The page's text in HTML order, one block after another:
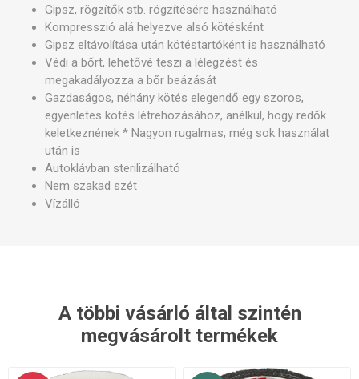
Gipsz, rögzítők stb. rögzítésére használható
Kompresszió alá helyezve alsó kötésként
Gipsz eltávolítása után kötéstartóként is használható
Védi a bőrt, lehetővé teszi a lélegzést és
megakadályozza a bőr beázását
Gazdaságos, néhány kötés elegendő egy szoros,
egyenletes kötés létrehozásához, anélkül, hogy redők
keletkeznének * Nagyon rugalmas, még sok használat
után is
Autoklávban sterilizálható
Nem szakad szét
Vízálló
A többi vásárló által szintén
megvásárolt termékek